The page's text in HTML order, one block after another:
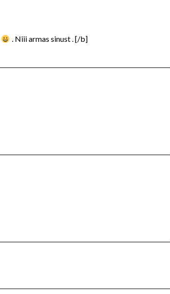
. Niii armas sinust . [/b]